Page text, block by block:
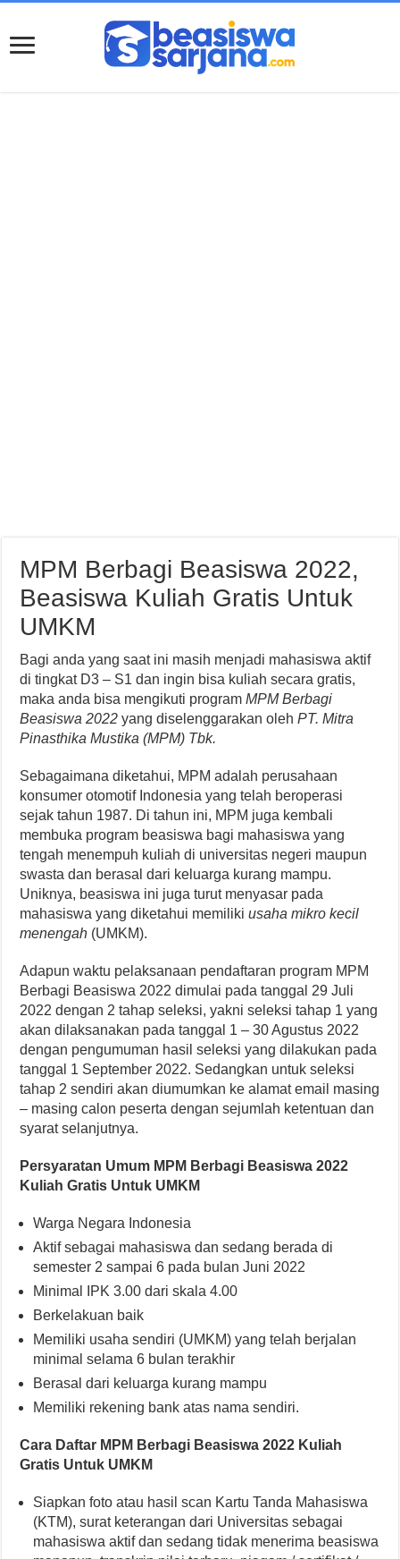
MPM Berbagi Beasiswa 2022,
Beasiswa Kuliah Gratis Untuk
UMKM
Bagi anda yang saat ini masih menjadi mahasiswa aktif
di tingkat D3 – S1 dan ingin bisa kuliah secara gratis,
maka anda bisa mengikuti programMPM Berbagi
Beasiswa 2022 yang diselenggarakan olehPT. Mitra
Pinasthika Mustika (MPM) Tbk.
Sebagaimana diketahui, MPM adalah perusahaan
konsumer otomotif Indonesia yang telah beroperasi
sejak tahun 1987. Di tahun ini, MPM juga kembali
membuka program beasiswa bagi mahasiswa yang
tengah menempuh kuliah di universitas negeri maupun
swasta dan berasal dari keluarga kurang mampu.
Uniknya, beasiswa ini juga turut menyasar pada
mahasiswa yang diketahui memilikiusaha mikro kecil
menengah (UMKM).
Adapun waktu pelaksanaan pendaftaran program MPM
Berbagi Beasiswa 2022 dimulai pada tanggal 29 Juli
2022 dengan 2 tahap seleksi, yakni seleksi tahap 1 yang
akan dilaksanakan pada tanggal 1 – 30 Agustus 2022
dengan pengumuman hasil seleksi yang dilakukan pada
tanggal 1 September 2022. Sedangkan untuk seleksi
tahap 2 sendiri akan diumumkan ke alamat email masing
– masing calon peserta dengan sejumlah ketentuan dan
syarat selanjutnya.
Persyaratan Umum MPM Berbagi Beasiswa 2022
Kuliah Gratis Untuk UMKM
Warga Negara Indonesia
Aktif sebagai mahasiswa dan sedang berada di
semester 2 sampai 6 pada bulan Juni 2022
Minimal IPK 3.00 dari skala 4.00
Berkelakuan baik
Memiliki usaha sendiri (UMKM) yang telah berjalan
minimal selama 6 bulan terakhir
Berasal dari keluarga kurang mampu
Memiliki rekening bank atas nama sendiri.
Cara Daftar MPM Berbagi Beasiswa 2022 Kuliah
Gratis Untuk UMKM
Siapkan foto atau hasil scan Kartu Tanda Mahasiswa
(KTM), surat keterangan dari Universitas sebagai
mahasiswa aktif dan sedang tidak menerima beasiswa